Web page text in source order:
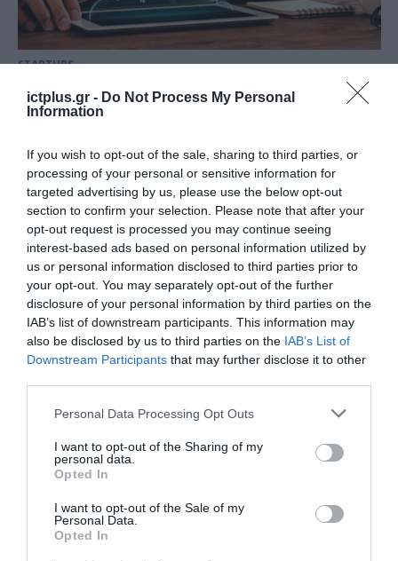
ictplus.gr - Do Not Process My Personal
Information
If you wish to opt-out of the sale, sharing to third parties, or
processing of your personal or sensitive information for
targeted advertising by us, please use the below opt-out
section to confirm your selection. Please note that after your
opt-out request is processed you may continue seeing
interest-based ads based on personal information utilized by
us or personal information disclosed to third parties prior to
your opt-out. You may separately opt-out of the further
disclosure of your personal information by third parties on the
IAB’s list of downstream participants. This information may
also be disclosed by us to third parties on the IAB’s List of
Downstream Participants that may further disclose it to other
Please note that this website/app uses one or more Google
not limited to your visit or usage behaviour. You may click to
grant or deny consent to Google and its third-party tags to
use your data for below specified purposes in below Google
consent section.
Personal Data Processing Opt Outs
I want to opt-out of the Sharing of my
personal data.
Opted In
I want to opt-out of the Sale of my
Personal Data.
Opted In
STARTUPS
Ξεκινούν οι προτάσεις νεοφυών
επιχειρήσεων για το πρόγραμμα
26.06.2023
ΕΡΕΥΝΑ & ΚΑΙΝΟΤΟΜΙΑ
Μεταφορά γνώσης στο νησιά
από 4 πανεπιστήμια μέσω
Δικτύου ΠΡΑΞΗ
30.03.2022